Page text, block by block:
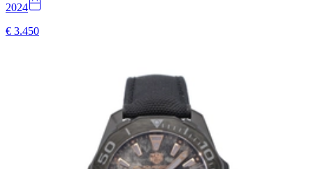
2024
€ 3.450